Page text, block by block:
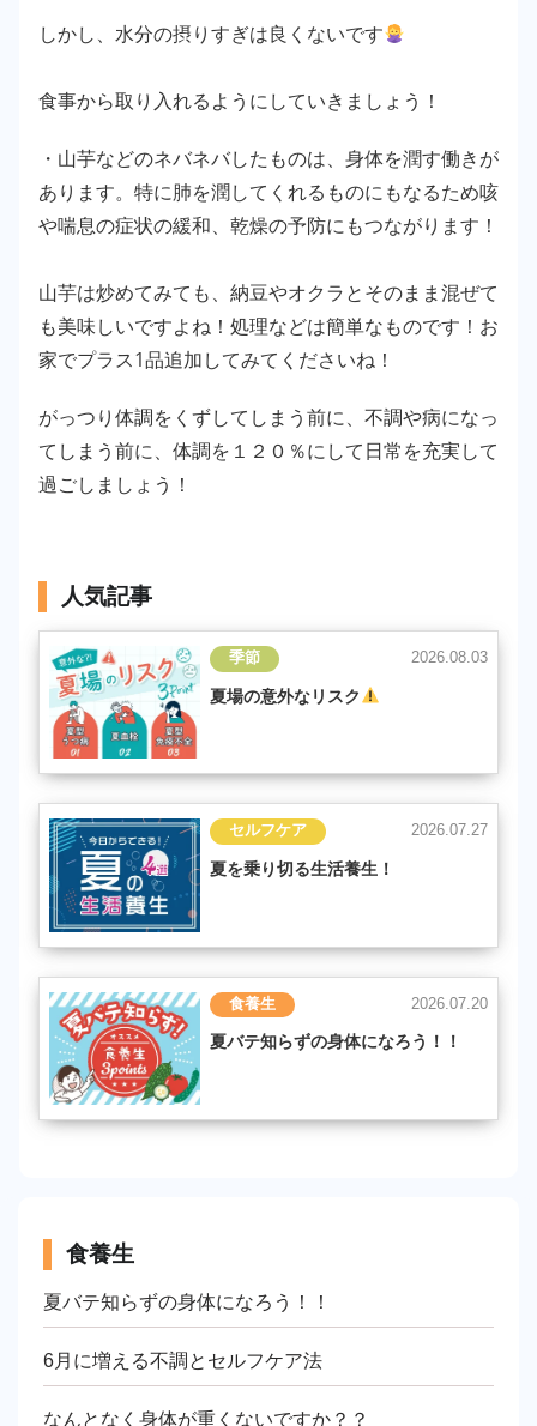
しかし、水分の摂りすぎは良くないです
食事から取り入れるようにしていきましょう！
・山芋などのネバネバしたものは、身体を潤す働きが
あります。特に肺を潤してくれるものにもなるため咳
や喘息の症状の緩和、乾燥の予防にもつながります！
山芋は炒めてみても、納豆やオクラとそのまま混ぜて
も美味しいですよね！処理などは簡単なものです！お
家でプラス1品追加してみてくださいね！
がっつり体調をくずしてしまう前に、不調や病になっ
てしまう前に、体調を１２０％にして日常を充実して
過ごしましょう！
人気記事
季節 2026.08.03
夏場の意外なリスク
セルフケア 2026.07.27
夏を乗り切る生活養生！
食養生 2026.07.20
夏バテ知らずの身体になろう！！
食養生
夏バテ知らずの身体になろう！！
6月に増える不調とセルフケア法
なんとなく身体が重くないですか？？